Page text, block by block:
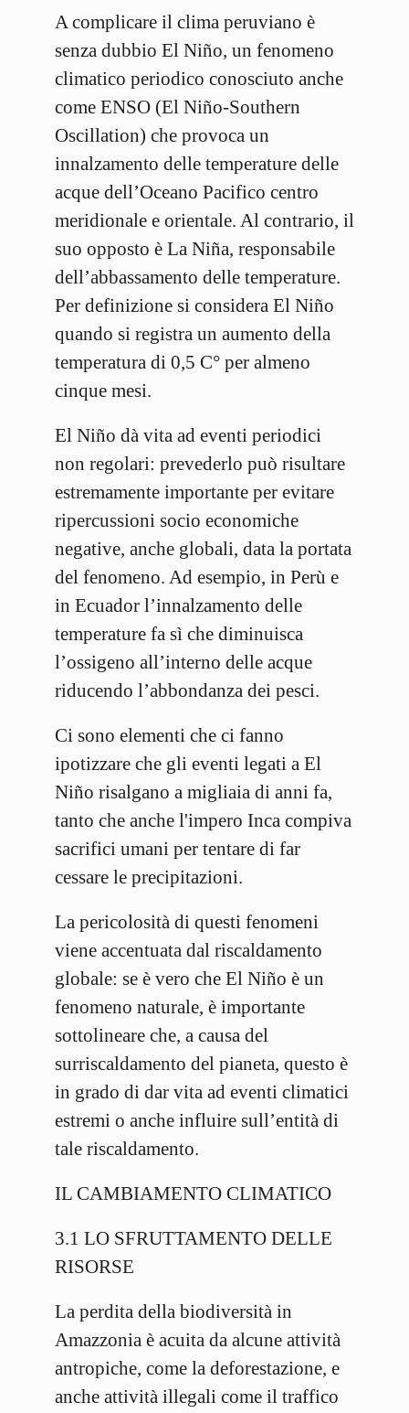
A complicare il clima peruviano è
senza dubbio El Niño, un fenomeno
climatico periodico conosciuto anche
come ENSO (El Niño-Southern
Oscillation) che provoca un
innalzamento delle temperature delle
acque dell’Oceano Pacifico centro
meridionale e orientale. Al contrario, il
suo opposto è La Niña, responsabile
dell’abbassamento delle temperature.
Per definizione si considera El Niño
quando si registra un aumento della
temperatura di 0,5 C° per almeno
cinque mesi.
El Niño dà vita ad eventi periodici
non regolari: prevederlo può risultare
estremamente importante per evitare
ripercussioni socio economiche
negative, anche globali, data la portata
del fenomeno. Ad esempio, in Perù e
in Ecuador l’innalzamento delle
temperature fa sì che diminuisca
l’ossigeno all’interno delle acque
riducendo l’abbondanza dei pesci.
Ci sono elementi che ci fanno
ipotizzare che gli eventi legati a El
Niño risalgano a migliaia di anni fa,
tanto che anche l'impero Inca compiva
sacrifici umani per tentare di far
cessare le precipitazioni.
La pericolosità di questi fenomeni
viene accentuata dal riscaldamento
globale: se è vero che El Niño è un
fenomeno naturale, è importante
sottolineare che, a causa del
surriscaldamento del pianeta, questo è
in grado di dar vita ad eventi climatici
estremi o anche influire sull’entità di
tale riscaldamento.
IL CAMBIAMENTO CLIMATICO
3.1 LO SFRUTTAMENTO DELLE
RISORSE
La perdita della biodiversità in
Amazzonia è acuita da alcune attività
antropiche, come la deforestazione, e
anche attività illegali come il traffico